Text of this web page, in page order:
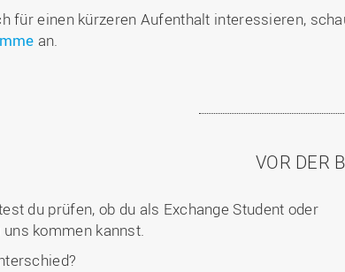
für einen kürzeren Aufenthalt interessieren,
an.
VOR DER
du prüfen, ob du als Exchange Student oder
kommen kannst.